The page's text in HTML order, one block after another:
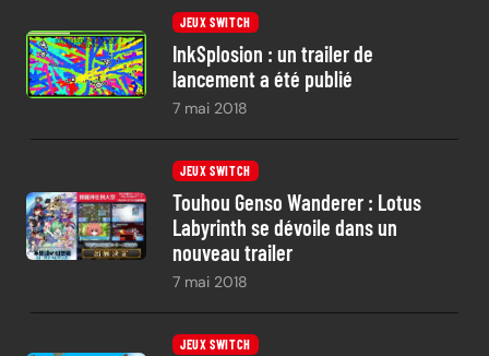
JEUX SWITCH
InkSplosion : un trailer de
lancement a été publié
7 mai 2018
JEUX SWITCH
Touhou Genso Wanderer : Lotus
Labyrinth se dévoile dans un
nouveau trailer
7 mai 2018
JEUX SWITCH